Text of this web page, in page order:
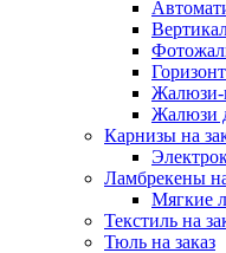
Жалюзи-
Жалюзи
Карнизы на
Ламбрекены
Мягкие
Текстиль на
Тюль на заказ